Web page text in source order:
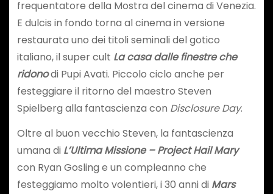
frequentatore della Mostra del cinema di Venezia.
E dulcis in fondo torna al cinema in versione
restaurata uno dei titoli seminali del gotico
italiano, il super cult La casa dalle finestre che
ridonodi Pupi Avati. Piccolo ciclo anche per
festeggiare il ritorno del maestro Steven
Spielberg alla fantascienza con Disclosure Day.
Oltre al buon vecchio Steven, la fantascienza
umana di L’Ultima Missione – Project Hail Mary
con Ryan Gosling e un compleanno che
festeggiamo molto volentieri, i 30 anni di Mars